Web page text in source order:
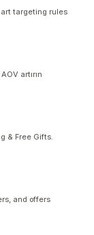
targeting rules
artırın
& Free Gifts.
and offers